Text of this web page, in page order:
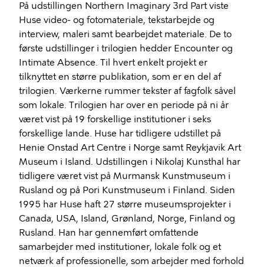
På udstillingen Northern Imaginary 3rd Part viste
Huse video- og fotomateriale, tekstarbejde og
interview, maleri samt bearbejdet materiale. De to
første udstillinger i trilogien hedder Encounter og
Intimate Absence. Til hvert enkelt projekt er
tilknyttet en større publikation, som er en del af
trilogien. Værkerne rummer tekster af fagfolk såvel
som lokale. Trilogien har over en periode på ni år
været vist på 19 forskellige institutioner i seks
forskellige lande. Huse har tidligere udstillet på
Henie Onstad Art Centre i Norge samt Reykjavik Art
Museum i Island. Udstillingen i Nikolaj Kunsthal har
tidligere været vist på Murmansk Kunstmuseum i
Rusland og på Pori Kunstmuseum i Finland. Siden
1995 har Huse haft 27 større museumsprojekter i
Canada, USA, Island, Grønland, Norge, Finland og
Rusland. Han har gennemført omfattende
samarbejder med institutioner, lokale folk og et
netværk af professionelle, som arbejder med forhold